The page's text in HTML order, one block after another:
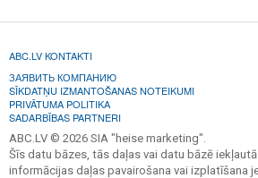
ABC.LV KONTAKTI
ЗАЯВИТЬ КОМПАНИЮ
SĪKDATŅU IZMANTOŠANAS NOTEIKUMI
PRIVĀTUMA POLITIKA
SADARBĪBAS PARTNERI
ABC.LV © 2026 SIA "heise marketing".
Šīs datu bāzes, tās daļas vai datu bāzē
informācijas daļas pavairošana vai izplatīšana